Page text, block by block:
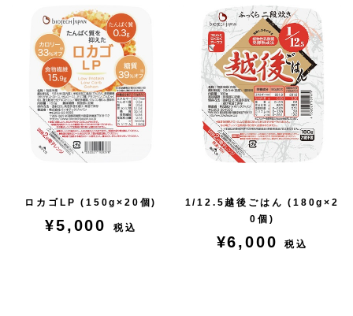
ロカゴLP (150g×20個)
¥5,000 税込
1/12.5越後ごはん (180g×2
0個)
¥6,000税込